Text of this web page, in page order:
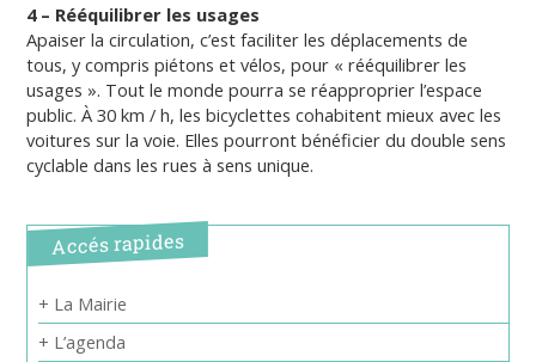
4 – Rééquilibrer les usages
Apaiser la circulation, c’est faciliter les déplacements de
tous, y compris piétons et vélos, pour « rééquilibrer les
usages ». Tout le monde pourra se réapproprier l’espace
public. À 30 km / h, les bicyclettes cohabitent mieux avec les
voitures sur la voie. Elles pourront bénéficier du double sens
cyclable dans les rues à sens unique.
Accés rapides
+ La Mairie
+ L’agenda